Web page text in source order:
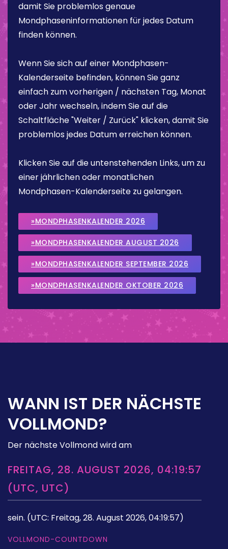
damit Sie problemlos genaue
Mondphaseninformationen für jedes Datum
finden können.
Wenn Sie sich auf einer Mondphasen-
Kalenderseite befinden, können Sie ganz
einfach zum vorherigen / nächsten Tag, Monat
oder Jahr wechseln, indem Sie auf die
Schaltfläche "Weiter / Zurück" klicken, damit Sie
problemlos jedes Datum erreichen können.
Klicken Sie auf die untenstehenden Links, um zu
einer jährlichen oder monatlichen
Mondphasen-Kalenderseite zu gelangen.
»MONDPHASENKALENDER 2026
»MONDPHASENKALENDER AUGUST 2026
»MONDPHASENKALENDER SEPTEMBER 2026
»MONDPHASENKALENDER OKTOBER 2026
WANN IST DER NÄCHSTE
VOLLMOND?
Der nächste Vollmond wird am
FREITAG, 28. AUGUST 2026, 04:19:57
(UTC, UTC)
sein. (UTC: Freitag, 28. August 2026, 04:19:57)
VOLLMOND-COUNTDOWN